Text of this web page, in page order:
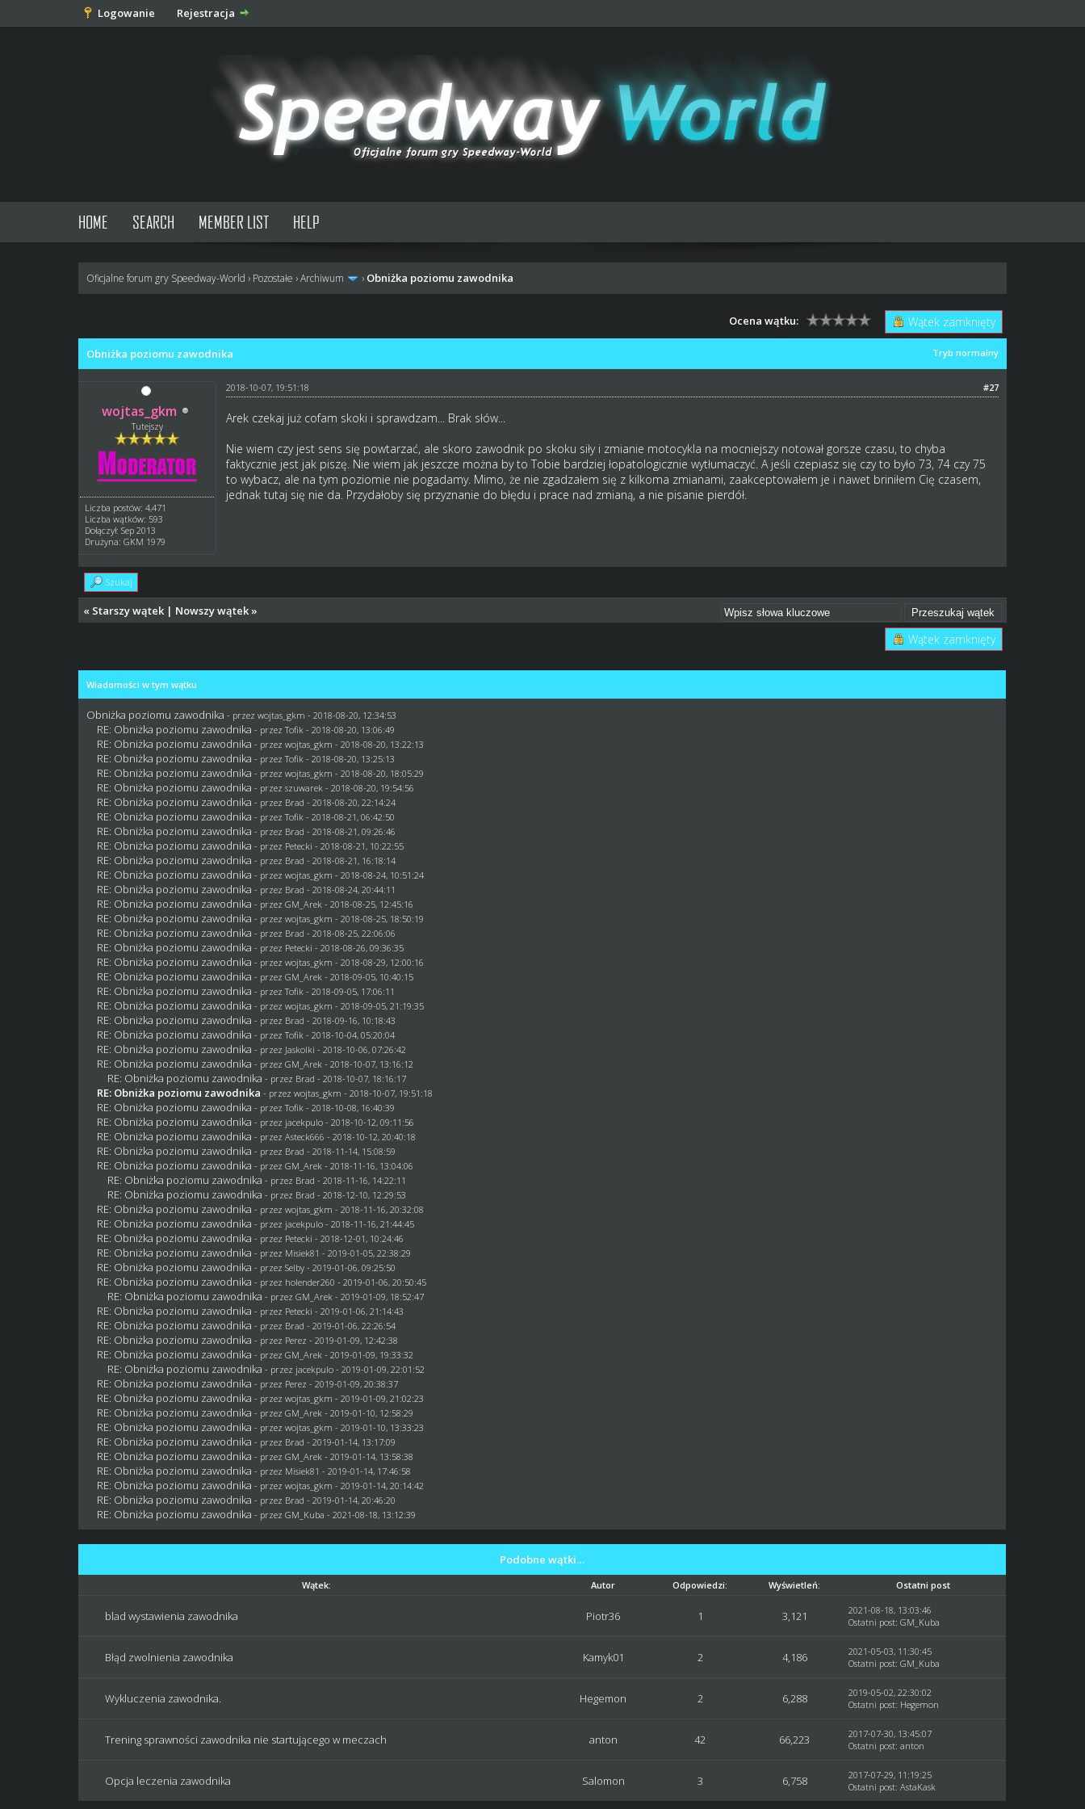
Logowanie Rejestracja
HOME SEARCH MEMBER LIST HELP
Oficjalne forum gry Speedway-World › Pozostałe ›Archiwum › Obniżka poziomu zawodnika
Wątek zamknięty
Ocena wątku:
Tryb normalny
Obniżka poziomu zawodnika
wojtas_gkm
Tutejszy
Liczba postów: 4,471
Liczba wątków: 593
Dołączył: Sep 2013
Drużyna: GKM 1979
#27
2018-10-07, 19:51:18
Arek czekaj już cofam skoki i sprawdzam... Brak słów...
Nie wiem czy jest sens się powtarzać, ale skoro zawodnik po skoku siły i zmianie motocykla na mocniejszy notował gorsze czasu, to chyba
faktycznie jest jak piszę. Nie wiem jak jeszcze można by to Tobie bardziej łopatologicznie wytłumaczyć. A jeśli czepiasz się czy to było 73, 74 czy 75
to wybacz, ale na tym poziomie nie pogadamy. Mimo, że nie zgadzałem się z kilkoma zmianami, zaakceptowałem je i nawet briniłem Cię czasem,
jednak tutaj się nie da. Przydałoby się przyznanie do błędu i prace nad zmianą, a nie pisanie pierdół.
Szukaj
« Starszy wątek | Nowszy wątek »
Wątek zamknięty
Wiadomości w tym wątku
Obniżka poziomu zawodnika - przezwojtas_gkm - 2018-08-20, 12:34:53
RE: Obniżka poziomu zawodnika - przezTofik - 2018-08-20, 13:06:49
RE: Obniżka poziomu zawodnika - przezwojtas_gkm - 2018-08-20, 13:22:13
RE: Obniżka poziomu zawodnika - przezTofik - 2018-08-20, 13:25:13
RE: Obniżka poziomu zawodnika - przezwojtas_gkm - 2018-08-20, 18:05:29
RE: Obniżka poziomu zawodnika - przezszuwarek - 2018-08-20, 19:54:56
RE: Obniżka poziomu zawodnika - przez Brad - 2018-08-20, 22:14:24
RE: Obniżka poziomu zawodnika - przezTofik - 2018-08-21, 06:42:50
RE: Obniżka poziomu zawodnika - przez Brad - 2018-08-21, 09:26:46
RE: Obniżka poziomu zawodnika - przez Petecki - 2018-08-21, 10:22:55
RE: Obniżka poziomu zawodnika - przez Brad - 2018-08-21, 16:18:14
RE: Obniżka poziomu zawodnika - przezwojtas_gkm - 2018-08-24, 10:51:24
RE: Obniżka poziomu zawodnika - przez Brad - 2018-08-24, 20:44:11
RE: Obniżka poziomu zawodnika - przezGM_Arek - 2018-08-25, 12:45:16
RE: Obniżka poziomu zawodnika - przezwojtas_gkm - 2018-08-25, 18:50:19
RE: Obniżka poziomu zawodnika - przez Brad - 2018-08-25, 22:06:06
RE: Obniżka poziomu zawodnika - przez Petecki - 2018-08-26, 09:36:35
RE: Obniżka poziomu zawodnika - przezwojtas_gkm - 2018-08-29, 12:00:16
RE: Obniżka poziomu zawodnika - przezGM_Arek - 2018-09-05, 10:40:15
RE: Obniżka poziomu zawodnika - przezTofik - 2018-09-05, 17:06:11
RE: Obniżka poziomu zawodnika - przezwojtas_gkm - 2018-09-05, 21:19:35
RE: Obniżka poziomu zawodnika - przez Brad - 2018-09-16, 10:18:43
RE: Obniżka poziomu zawodnika - przezTofik - 2018-10-04, 05:20:04
RE: Obniżka poziomu zawodnika - przez Jaskolki - 2018-10-06, 07:26:42
RE: Obniżka poziomu zawodnika - przezGM_Arek - 2018-10-07, 13:16:12
RE: Obniżka poziomu zawodnika - przez Brad - 2018-10-07, 18:16:17
RE: Obniżka poziomu zawodnika - przezwojtas_gkm - 2018-10-07, 19:51:18
RE: Obniżka poziomu zawodnika - przezTofik - 2018-10-08, 16:40:39
RE: Obniżka poziomu zawodnika - przez jacekpulo - 2018-10-12, 09:11:56
RE: Obniżka poziomu zawodnika - przezAsteck666 - 2018-10-12, 20:40:18
RE: Obniżka poziomu zawodnika - przez Brad - 2018-11-14, 15:08:59
RE: Obniżka poziomu zawodnika - przezGM_Arek - 2018-11-16, 13:04:06
RE: Obniżka poziomu zawodnika - przez Brad - 2018-11-16, 14:22:11
RE: Obniżka poziomu zawodnika - przez Brad - 2018-12-10, 12:29:53
RE: Obniżka poziomu zawodnika - przezwojtas_gkm - 2018-11-16, 20:32:08
RE: Obniżka poziomu zawodnika - przez jacekpulo - 2018-11-16, 21:44:45
RE: Obniżka poziomu zawodnika - przez Petecki - 2018-12-01, 10:24:46
RE: Obniżka poziomu zawodnika - przez Misiek81 - 2019-01-05, 22:38:29
RE: Obniżka poziomu zawodnika - przezSelby - 2019-01-06, 09:25:50
RE: Obniżka poziomu zawodnika - przez holender260 - 2019-01-06, 20:50:45
RE: Obniżka poziomu zawodnika - przezGM_Arek - 2019-01-09, 18:52:47
RE: Obniżka poziomu zawodnika - przez Petecki - 2019-01-06, 21:14:43
RE: Obniżka poziomu zawodnika - przez Brad - 2019-01-06, 22:26:54
RE: Obniżka poziomu zawodnika - przez Perez - 2019-01-09, 12:42:38
RE: Obniżka poziomu zawodnika - przezGM_Arek - 2019-01-09, 19:33:32
RE: Obniżka poziomu zawodnika - przez jacekpulo - 2019-01-09, 22:01:52
RE: Obniżka poziomu zawodnika - przez Perez - 2019-01-09, 20:38:37
RE: Obniżka poziomu zawodnika - przezwojtas_gkm - 2019-01-09, 21:02:23
RE: Obniżka poziomu zawodnika - przezGM_Arek - 2019-01-10, 12:58:29
RE: Obniżka poziomu zawodnika - przezwojtas_gkm - 2019-01-10, 13:33:23
RE: Obniżka poziomu zawodnika - przez Brad - 2019-01-14, 13:17:09
RE: Obniżka poziomu zawodnika - przezGM_Arek - 2019-01-14, 13:58:38
RE: Obniżka poziomu zawodnika - przez Misiek81 - 2019-01-14, 17:46:58
RE: Obniżka poziomu zawodnika - przezwojtas_gkm - 2019-01-14, 20:14:42
RE: Obniżka poziomu zawodnika - przez Brad - 2019-01-14, 20:46:20
RE: Obniżka poziomu zawodnika - przezGM_Kuba - 2021-08-18, 13:12:39
Podobne wątki…
Wątek: Autor Odpowiedzi: Wyświetleń: Ostatni post
blad wystawienia zawodnika Piotr36 1 3,121
2021-08-18, 13:03:46
Ostatni post:GM_Kuba
Błąd zwolnienia zawodnika Kamyk01 2 4,186
2021-05-03, 11:30:45
Ostatni post:GM_Kuba
Wykluczenia zawodnika. Hegemon 2 6,288
2019-05-02, 22:30:02
Ostatni post: Hegemon
Trening sprawności zawodnika nie startującego w meczach anton 42 66,223
2017-07-30, 13:45:07
Ostatni post:anton
Opcja leczenia zawodnika Salomon 3 6,758
2017-07-29, 11:19:25
Ostatni post:AstaKask